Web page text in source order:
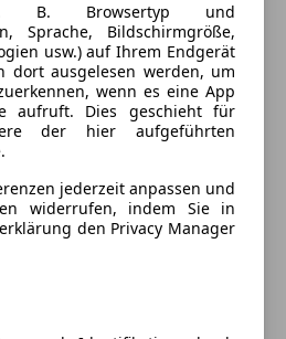
System
hinten
vorne
Grau
Metallic
B. Browsertyp und
Sprache, Bildschirmgröße,
usw.) auf Ihrem Endgerät
dort ausgelesen werden, um
wenn es eine App
aufruft. Dies geschieht für
der hier aufgeführten
jederzeit anpassen und
widerrufen, indem Sie in
den Privacy Manager